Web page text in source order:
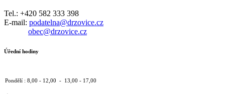
Tel.: +420 582 333 398
E-mail: podatelna@drzovice.cz
obec@drzovice.cz
Úřední hodiny
Pondělí : 8,00 - 12,00 - 13,00 - 17,00